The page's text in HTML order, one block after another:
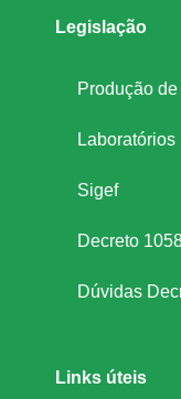
Legislação
Produção
Laboratórios
Sigef
Decreto
Dúvidas
Links úteis